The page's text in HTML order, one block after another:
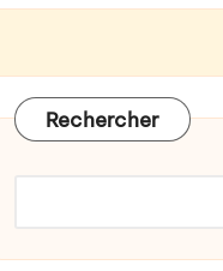
Rechercher